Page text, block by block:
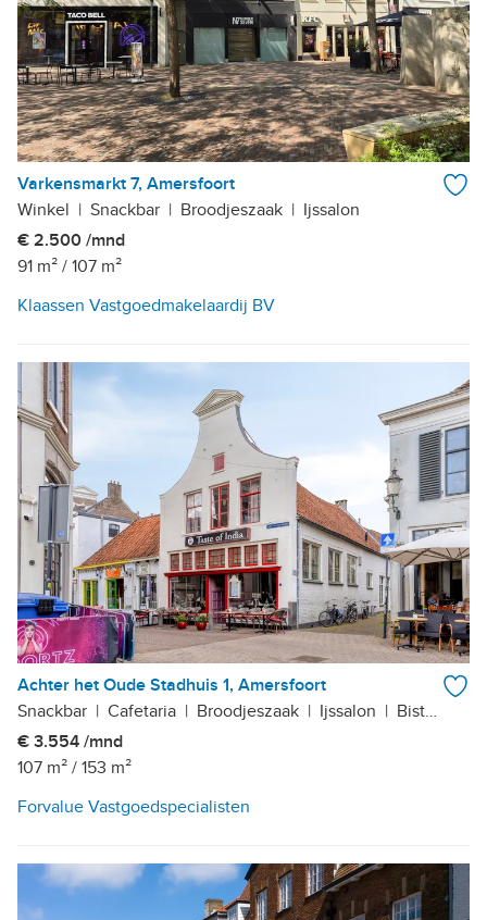
Varkensmarkt 7, Amersfoort
Winkel | Snackbar | Broodjeszaak | Ijssalon
€ 2.500 /mnd
91 m² / 107 m²
Klaassen Vastgoedmakelaardij BV
Achter het Oude Stadhuis 1, Amersfoort
Snackbar | Cafetaria | Broodjeszaak | Ijssalon | Bistro
€ 3.554 /mnd
107 m² / 153 m²
Forvalue Vastgoedspecialisten